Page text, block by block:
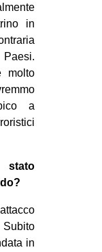
in
molto
a
stato
in